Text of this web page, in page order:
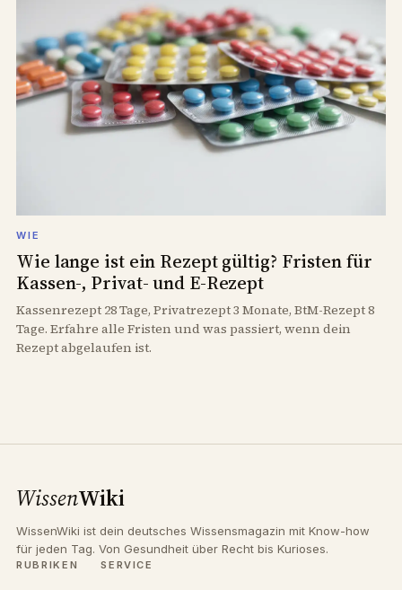
WIE
Wie lange ist ein Rezept gültig? Fristen für
Kassen-, Privat- und E-Rezept
Kassenrezept 28 Tage, Privatrezept 3 Monate, BtM-Rezept 8
Tage. Erfahre alle Fristen und was passiert, wenn dein
Rezept abgelaufen ist.
WissenWiki
WissenWiki ist dein deutsches Wissensmagazin mit Know-how
für jeden Tag. Von Gesundheit über Recht bis Kurioses.
RUBRIKEN SERVICE